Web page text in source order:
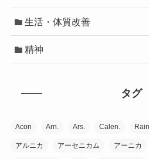
生活・体質改善
精神
タグ
Acon Arn. Ars. Calen.
アルニカ アーセニカム アーニカ